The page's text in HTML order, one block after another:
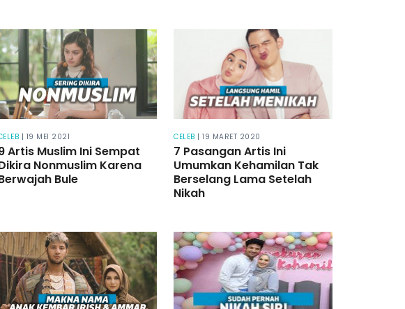
| 19 MEI 2021
Artis Muslim Ini Sempat
Nonmuslim Karena
Bule
CELEB | 19 MARET 2020
7 Pasangan Artis Ini
Umumkan Kehamilan Tak
Berselang Lama Setelah
Nikah